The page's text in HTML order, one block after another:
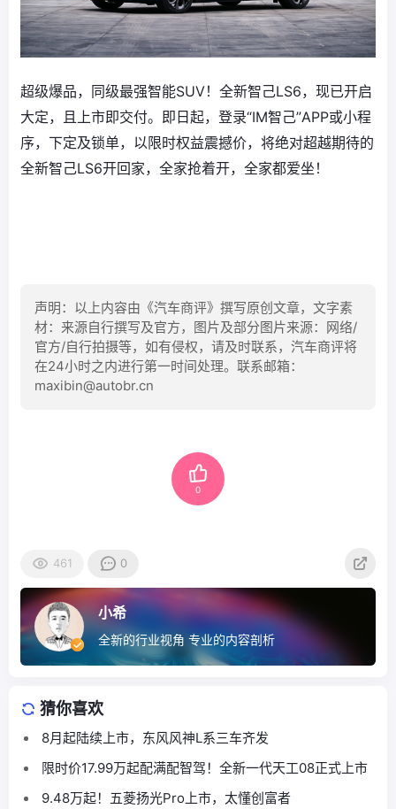
超级爆品，同级最强智能SUV！全新智己LS6，现已开启
大定，且上市即交付。即日起，登录“IM智己”APP或小程
序，下定及锁单，以限时权益震撼价，将绝对超越期待的
全新智己LS6开回家，全家抢着开，全家都爱坐！
声明：以上内容由《汽车商评》撰写原创文章，文字素
材：来源自行撰写及官方，图片及部分图片来源：网络/
官方/自行拍摄等，如有侵权，请及时联系，汽车商评将
在24小时之内进行第一时间处理。联系邮箱：
maxibin@autobr.cn
0
461 0
小希
全新的行业视角 专业的内容剖析
猜你喜欢
8月起陆续上市，东风风神L系三车齐发
限时价17.99万起配满配智驾！全新一代天工08正式上市
9.48万起！五菱扬光Pro上市，太懂创富者